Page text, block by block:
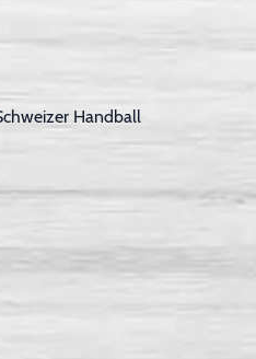
Handball